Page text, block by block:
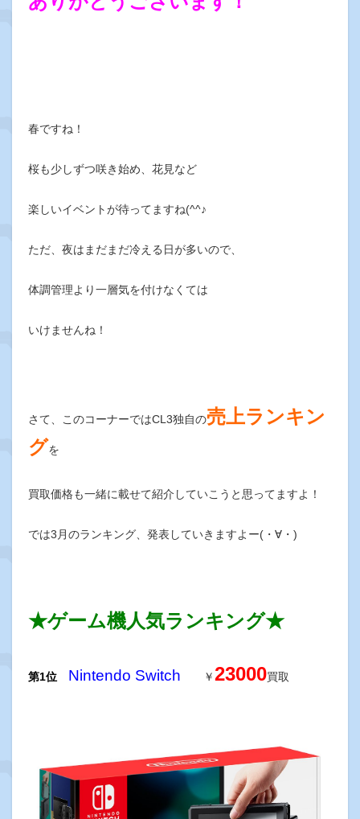
春ですね！
桜も少しずつ咲き始め、花見など
楽しいイベントが待ってますね(^^♪
ただ、夜はまだまだ冷える日が多いので、
体調管理より一層気を付けなくては
いけませんね！
さて、このコーナーではCL3独自の売上ランキン
グを
買取価格も一緒に載せて紹介していこうと思ってますよ！
では3月のランキング、発表していきますよー(・∀・)
★ゲーム機人気ランキング★
第1位 Nintendo Switch ￥23000買取